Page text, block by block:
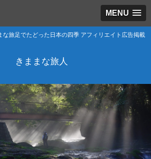
MENU
な旅足でたどった日本の四季 アフィリエイト広告掲載
きままな旅人